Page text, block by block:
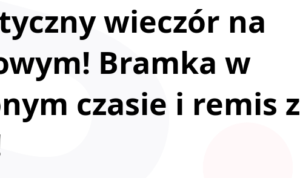
wieczór na
Bramka w
czasie i remis z